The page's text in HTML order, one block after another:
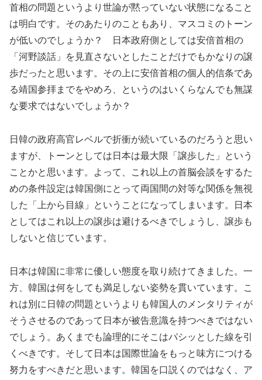
首相の問題というより世論が黙っていない状態になること
は明白です。そのあたりのこともあり、マスコミのトーン
が低いのでしょうか？ 日本政府側としては安倍首相の
「河野談話」を見直さないとしたことだけでもかなりの譲
歩だったと思います。その上に安倍首相の個人的信条であ
る靖国参拝までをやめろ、というのはいくらなんでも無謀
な要求ではないでしょうか？
日韓の政府高官レベルで折衝が続いているのだろうと思い
ますが、トーンとしては日本は最大限「譲歩した」という
ことかと思います。よって、これ以上の首脳会談をするた
めの条件設定は韓国側にとって両国間の対等な関係を無視
した「上から目線」ということになってしまいます。日本
としてはこれ以上の譲歩は避けるべきでしょうし、譲歩も
しないと信じています。
日本は韓国に非常に優しい態度を取り続けてきました。一
方、韓国は何をしても満足しない姿勢を貫いています。こ
れは別に日韓の問題というよりも韓国人のメンタリティが
そうさせるのであって日本が被告意識を持つべきではない
でしょう。あくまでも論理的にそこはパシッとした線を引
くべきです。そして日本は国際世論をもっと味方につける
努力をすべきだと思います。韓国を口説くのではなく、ア